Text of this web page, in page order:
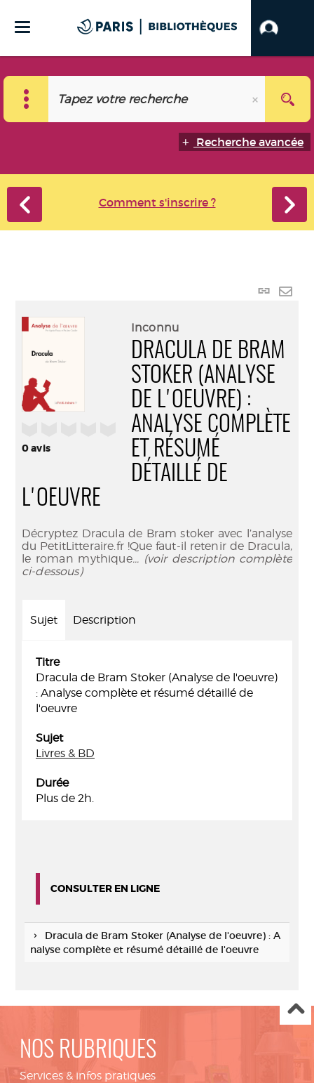
Recherche avancée
Comment s'inscrire ?
Lien
0avis
Inconnu
DRACULA DE BRAM
STOKER (ANALYSE
DE L'OEUVRE) :
ANALYSE COMPLÈTE
ET RÉSUMÉ
DÉTAILLÉ DE
L'OEUVRE
Décryptez Dracula de Bram stoker avec l’analyse
du PetitLitteraire.fr !Que faut-il retenir de Dracula,
le roman mythique... (voir description complète
ci-dessous)
Sujet Description
Titre
Dracula de Bram Stoker (Analyse de l'oeuvre)
: Analyse complète et résumé détaillé de
l'oeuvre
Sujet
Livres & BD
Durée
Plus de 2h.
CONSULTER EN LIGNE
Dracula de Bram Stoker (Analyse de l'oeuvre) : A
nalyse complète et résumé détaillé de l'oeuvre
NOS RUBRIQUES
Services & infos pratiques